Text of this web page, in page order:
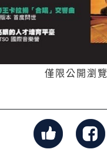
僅限公開瀏覽